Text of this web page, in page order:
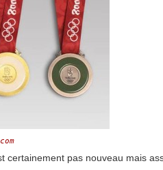
certainement pas nouveau mais